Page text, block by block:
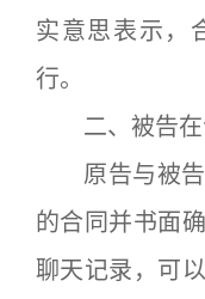
实意思表示，
行。
二、被告在
原告与被告
的合同并书面
聊天记录，可